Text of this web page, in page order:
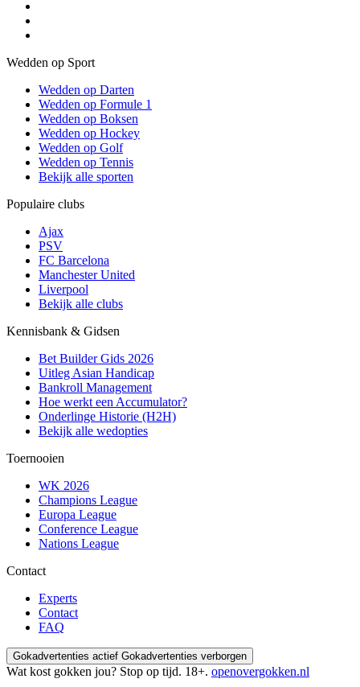
Wedden op Sport
Wedden op Darten
Wedden op Formule 1
Wedden op Boksen
Wedden op Hockey
Wedden op Golf
Wedden op Tennis
Bekijk alle sporten
Populaire clubs
Ajax
PSV
FC Barcelona
Manchester United
Liverpool
Bekijk alle clubs
Kennisbank & Gidsen
Bet Builder Gids 2026
Uitleg Asian Handicap
Bankroll Management
Hoe werkt een Accumulator?
Onderlinge Historie (H2H)
Bekijk alle wedopties
Toernooien
WK 2026
Champions League
Europa League
Conference League
Nations League
Contact
Experts
Contact
FAQ
Gokadvertenties actief Gokadvertenties verborgen
Wat kost gokken jou? Stop op tijd. 18+. openovergokken.nl